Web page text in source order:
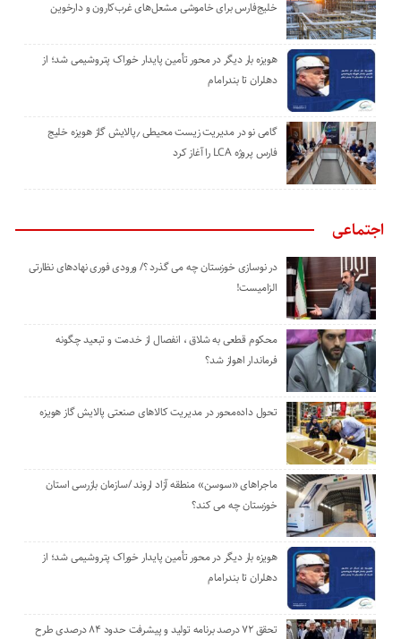
خلیج‌فارس برای خاموشی مشعل‌های غرب‌کارون و دارخوین
هویزه بار دیگر در محور تأمین پایدار خوراک پتروشیمی شد؛ از
دهلران تا بندرامام
گامی نو در مدیریت زیست ‌محیطی ٫پالایش گاز هویزه خلیج
‌فارس پروژه LCA را آغاز کرد
اجتماعی
در نوسازی خوزستان چه می گذرد ؟/ ورودی فوری نهادهای نظارتی
الزامیست!
محکوم قطعی به شلاق ، انفصال از خدمت و تبعید چگونه
فرماندار اهواز شد؟
تحول داده‌محور در مدیریت کالاهای صنعتی پالایش گاز هویزه
ماجراهای «سوسن» منطقه آزاد اروند /سازمان بازرسی استان
خوزستان چه می کند؟
هویزه بار دیگر در محور تأمین پایدار خوراک پتروشیمی شد؛ از
دهلران تا بندرامام
تحقق ۷۲ درصد برنامه تولید و پیشرفت حدود ۸۴ درصدی طرح